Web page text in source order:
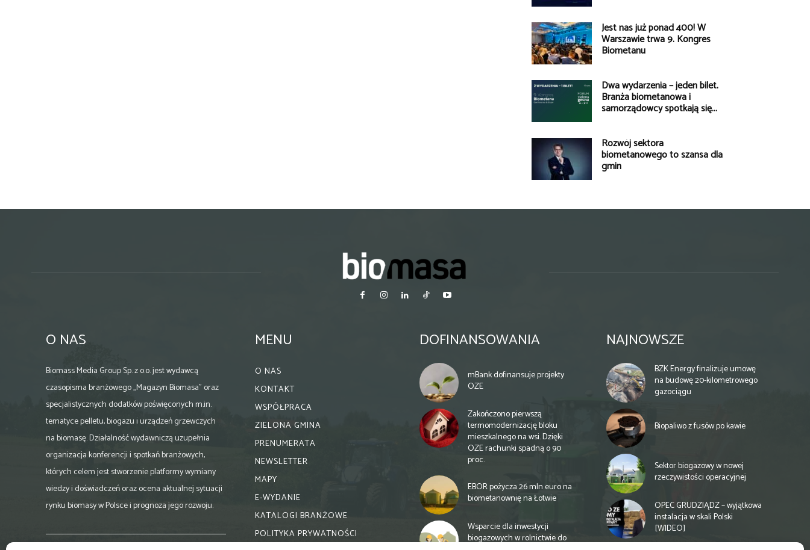
Jest nas już ponad 400! W
Warszawie trwa 9. Kongres
Biometanu
Dwa wydarzenia – jeden bilet.
Branża biometanowa i
samorządowcy spotkają się...
Rozwój sektora
biometanowego to szansa dla
gmin
O NAS
Biomass Media Group Sp. z o.o. jest wydawcą
czasopisma branżowego „Magazyn Biomasa” oraz
specjalistycznych dodatków poświęconych m.in.
tematyce pelletu, biogazu i urządzeń grzewczych
na biomasę. Działalność wydawniczą uzupełnia
organizacja konferencji i spotkań branżowych,
których celem jest stworzenie platformy wymiany
wiedzy i doświadczeń oraz ocena aktualnej sytuacji
rynku biomasy w Polsce i prognoza jego rozwoju.
MENU
O NAS
KONTAKT
WSPÓŁPRACA
ZIELONA GMINA
PRENUMERATA
NEWSLETTER
MAPY
E-WYDANIE
KATALOGI BRANŻOWE
POLITYKA PRYWATNOŚCI
DOFINANSOWANIA
mBank dofinansuje projekty
OZE
Zakończono pierwszą
termomodernizację bloku
mieszkalnego na wsi. Dzięki
OZE rachunki spadną o 90
proc.
EBOR pożycza 26 mln euro na
biometanownię na Łotwie
Wsparcie dla inwestycji
biogazowych w rolnictwie do
NAJNOWSZE
BZK Energy finalizuje umowę
na budowę 20-kilometrowego
gazociągu
Biopaliwo z fusów po kawie
Sektor biogazowy w nowej
rzeczywistości operacyjnej
OPEC GRUDZIĄDZ – wyjątkowa
instalacja w skali Polski
[WIDEO]